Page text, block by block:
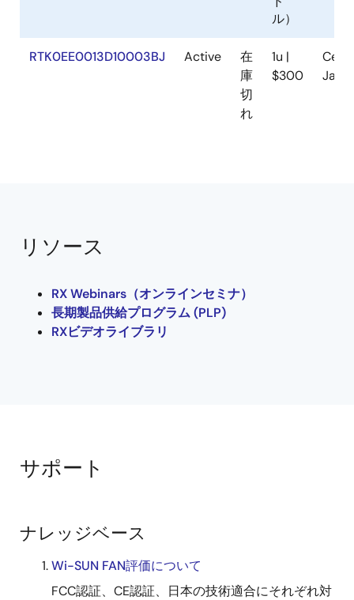
ル）
RTK0EE0013D10003BJ Active
在
庫
切
れ
1u |
$300
リソース
RX Webinars（オンラインセミナ）
長期製品供給プログラム (PLP)
RXビデオライブラリ
サポート
ナレッジベース
Wi-SUN FAN評価について
FCC認証、CE認証、日本の技術適合にそれぞれ対